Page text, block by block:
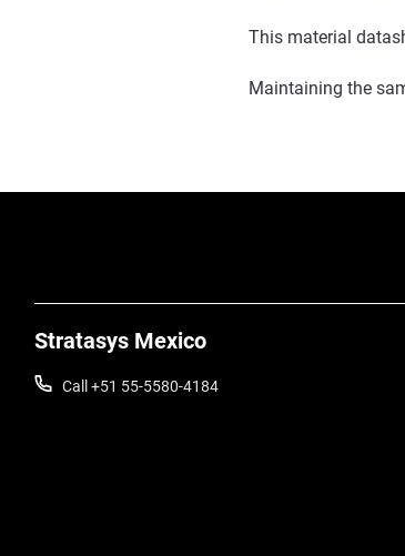
This material
Maintaining the
Stratasys Mexico
Call +51 55-5580-4184